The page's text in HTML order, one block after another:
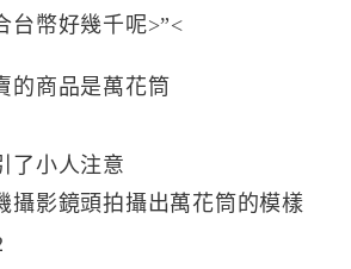
台幣好幾千呢>”<
的商品是萬花筒
了小人注意
攝影鏡頭拍攝出萬花筒的模樣